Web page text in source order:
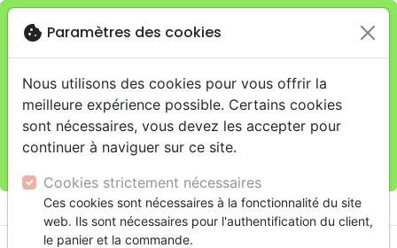
Je veux retirer ma commande au 11 rue de Rive,
Genèveclose
warningCette boutique en ligne est limitée au retrait en
magasin.
Pour les livraisons à domicile, veuillez passer vos
commandes sur la boutique La Maison de la Bible
shopping_cart
cookie Paramètres des cookies
Nous utilisons des cookies pour vous offrir la
meilleure expérience possible. Certains cookies
sont nécessaires, vous devez les accepter pour
continuer à naviguer sur ce site.
Cookies strictement nécessaires
Ces cookies sont nécessaires à la fonctionnalité du site
web. Ils sont nécessaires pour l'authentification du client,
le panier et la commande.